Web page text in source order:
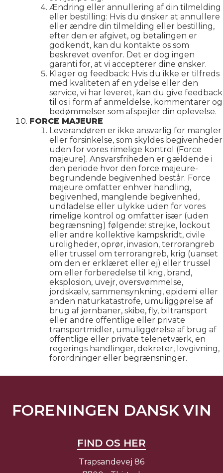
Ændring eller annullering af din tilmelding
eller bestilling: Hvis du ønsker at annullere
eller ændre din tilmelding eller bestilling,
efter den er afgivet, og betalingen er
godkendt, kan du kontakte os som
beskrevet ovenfor. Det er dog ingen
garanti for, at vi accepterer dine ønsker.
Klager og feedback: Hvis du ikke er tilfreds
med kvaliteten af en ydelse eller den
service, vi har leveret, kan du give feedback
til os i form af anmeldelse, kommentarer og
bedømmelser som afspejler din oplevelse.
FORCE MAJEURE
Leverandøren er ikke ansvarlig for mangler
eller forsinkelse, som skyldes begivenheder
uden for vores rimelige kontrol (Force
majeure). Ansvarsfriheden er gældende i
den periode hvor den force majeure-
begrundende begivenhed består. Force
majeure omfatter enhver handling,
begivenhed, manglende begivenhed,
undladelse eller ulykke uden for vores
rimelige kontrol og omfatter især (uden
begrænsning) følgende: strejke, lockout
eller andre kollektive kampskridt, civile
uroligheder, oprør, invasion, terrorangreb
eller trussel om terrorangreb, krig (uanset
om den er erklæret eller ej) eller trussel
om eller forberedelse til krig, brand,
eksplosion, uvejr, oversvømmelse,
jordskælv, sammensynkning, epidemi eller
anden naturkatastrofe, umuliggørelse af
brug af jernbaner, skibe, fly, biltransport
eller andre offentlige eller private
transportmidler, umuliggørelse af brug af
offentlige eller private telenetværk, en
regerings handlinger, dekreter, lovgivning,
forordninger eller begrænsninger.
FORENINGEN DANSK VIN
FIND OS HER
Trapsandevej 86